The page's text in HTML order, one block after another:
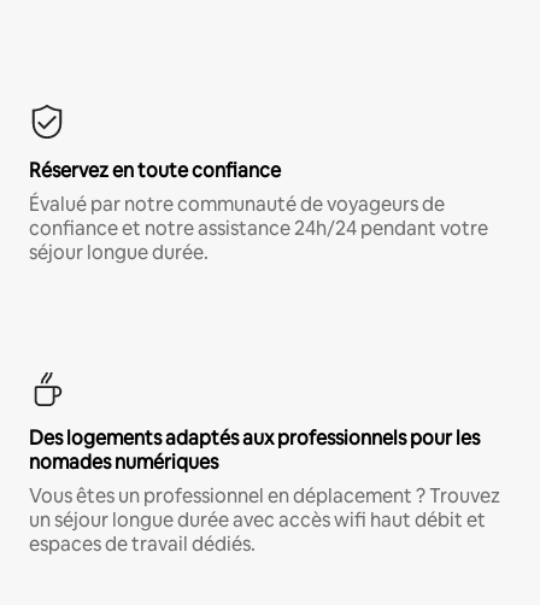
Réservez en toute confiance
Évalué par notre communauté de voyageurs de
confiance et notre assistance 24h/24 pendant votre
séjour longue durée.
Des logements adaptés aux professionnels pour les
nomades numériques
Vous êtes un professionnel en déplacement ? Trouvez
un séjour longue durée avec accès wifi haut débit et
espaces de travail dédiés.